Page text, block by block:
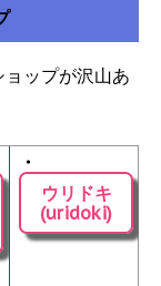
ップが沢山あ
・
ウリドキ
(uridoki)